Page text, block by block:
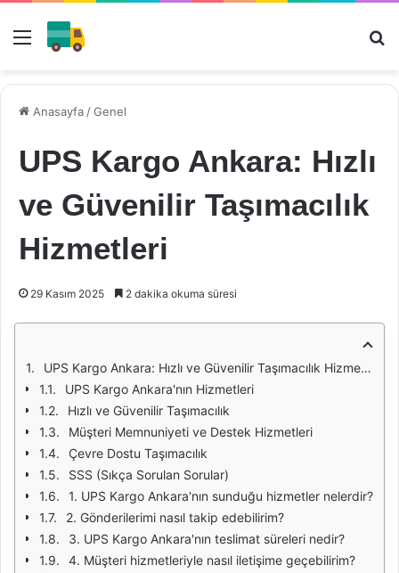
Menü
Anasayfa /Genel
UPS Kargo Ankara: Hızlı
ve Güvenilir Taşımacılık
Hizmetleri
29 Kasım 2025 2 dakika okuma süresi
UPS Kargo Ankara: Hızlı ve Güvenilir Taşımacılık Hizmetleri
UPS Kargo Ankara'nın Hizmetleri
Hızlı ve Güvenilir Taşımacılık
Müşteri Memnuniyeti ve Destek Hizmetleri
Çevre Dostu Taşımacılık
SSS (Sıkça Sorulan Sorular)
1. UPS Kargo Ankara'nın sunduğu hizmetler nelerdir?
2. Gönderilerimi nasıl takip edebilirim?
3. UPS Kargo Ankara'nın teslimat süreleri nedir?
4. Müşteri hizmetleriyle nasıl iletişime geçebilirim?